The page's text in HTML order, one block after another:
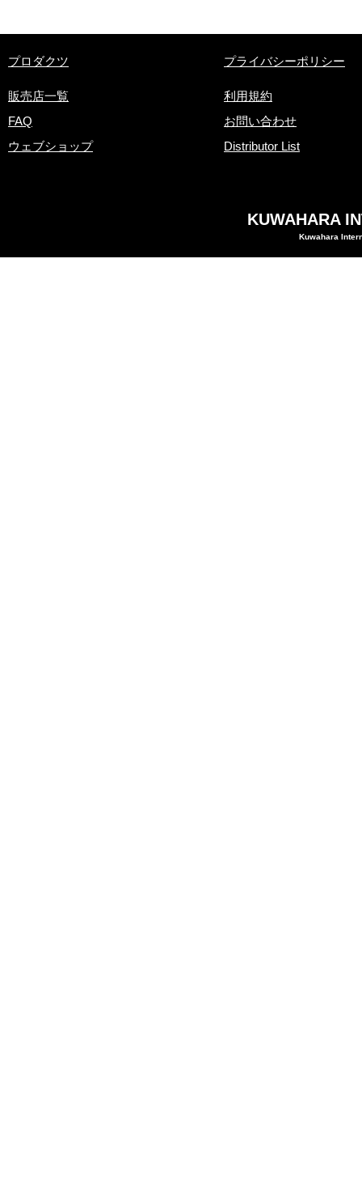
​プロダクツ
販売店一覧
FAQ
ウェブショップ
プライバシーポリシー
利用規約
お問い合わせ
Distributor List
Kuwahara
KUWAHARA